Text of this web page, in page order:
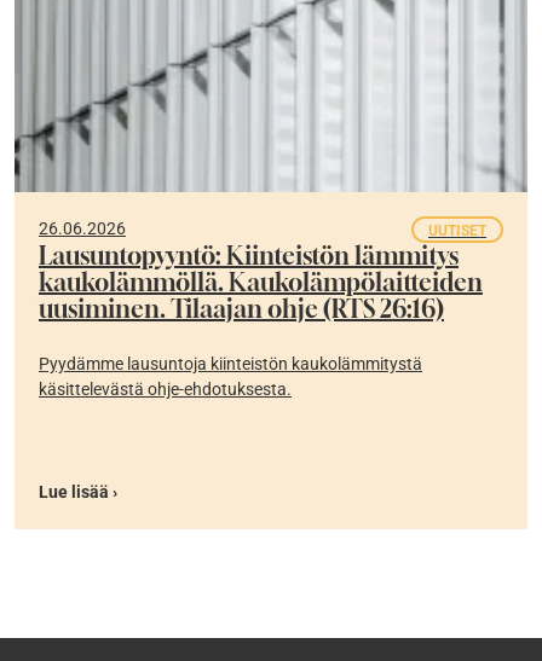
26.06.2026 UUTISET
Lausuntopyyntö: Kiinteistön lämmitys
kaukolämmöllä. Kaukolämpölaitteiden
uusiminen. Tilaajan ohje (RTS 26:16)
Pyydämme lausuntoja kiinteistön kaukolämmitystä
käsittelevästä ohje-ehdotuksesta.
Lue lisää ›